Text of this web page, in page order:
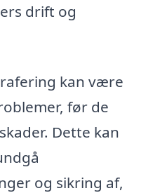
drift og
kan være
før de
Dette kan
og sikring af,